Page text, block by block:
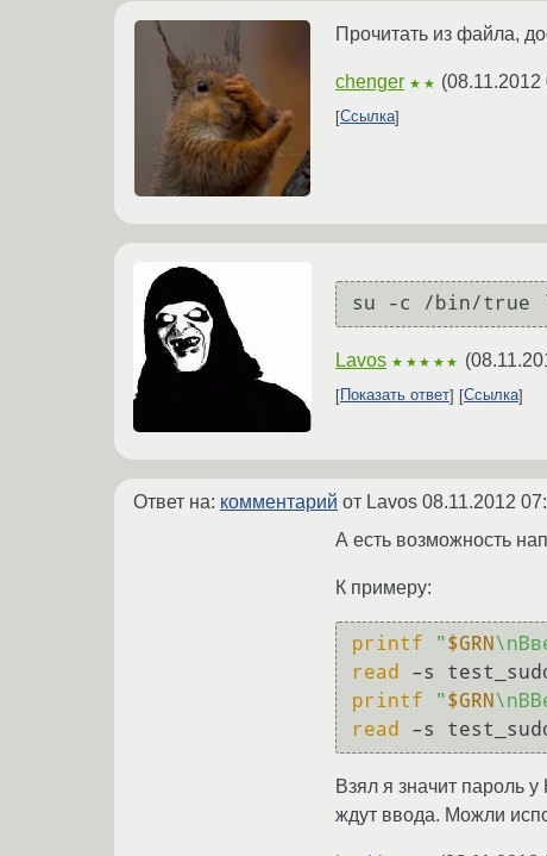
Прочитать из файла,
chenger ★★ (08.11.2012
Ссылка
Lavos ★★★★★ (
Показать ответ Ссылка
Ответ на: комментарий от Lavos 08.11.2012
А есть возможность
К примеру:
printf "$GRN
read
printf
"$GRN
read
Взял я значит пароль
ждут ввода. Можли